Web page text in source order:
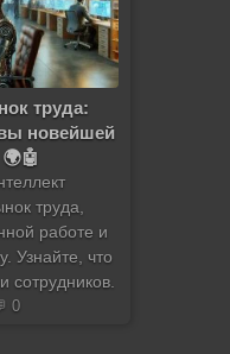
труда:
новейшей
труда,
работе и
Узнайте, что
сотрудников.
0